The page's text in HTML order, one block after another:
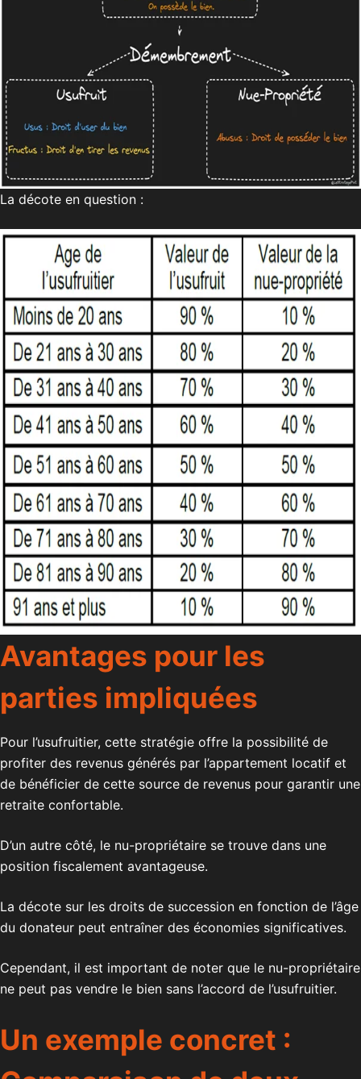
La décote en question :
Avantages pour les
parties impliquées
Pour l’usufruitier, cette stratégie offre la possibilité de
profiter des revenus générés par l’appartement locatif et
de bénéficier de cette source de revenus pour garantir une
retraite confortable.
D’un autre côté, le nu-propriétaire se trouve dans une
position fiscalement avantageuse.
La décote sur les droits de succession en fonction de l’âge
du donateur peut entraîner des économies significatives.
Cependant, il est important de noter que le nu-propriétaire
ne peut pas vendre le bien sans l’accord de l’usufruitier.
Un exemple concret :